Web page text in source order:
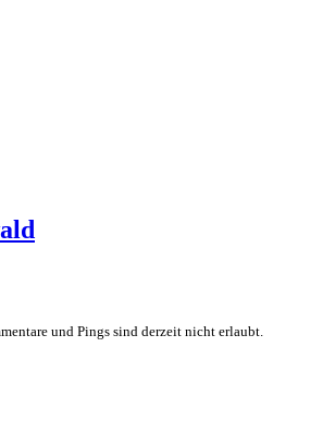
und Pings sind derzeit nicht erlaubt.